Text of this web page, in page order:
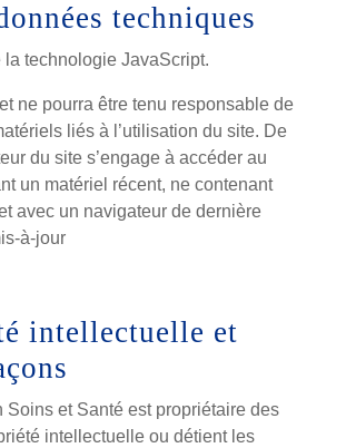
techniques
la technologie JavaScript.
ne pourra être tenu responsable de
liés à l’utilisation du site. De
du site s’engage à accéder au
un matériel récent, ne contenant
avec un navigateur de dernière
à-jour
intellectuelle et
Soins et Santé est propriétaire des
intellectuelle ou détient les